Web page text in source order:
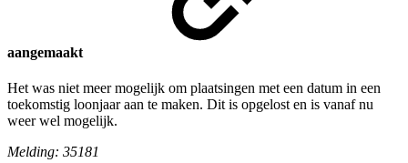
aangemaakt
Het was niet meer mogelijk om plaatsingen met een datum in een
toekomstig loonjaar aan te maken. Dit is opgelost en is vanaf nu
weer wel mogelijk.
Melding: 35181